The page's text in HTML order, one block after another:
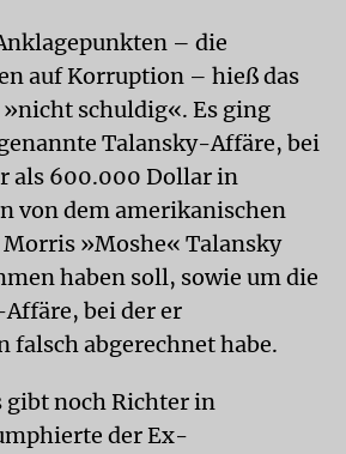
– die
auf Korruption – hieß das
schuldig«. Es ging
Talansky-Affäre, bei
als 600.000 Dollar in
von dem amerikanischen
»Moshe« Talansky
haben soll, sowie um die
bei der er
falsch abgerechnet habe.
gibt noch Richter in
der Ex-